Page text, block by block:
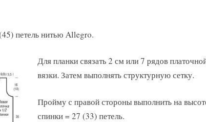
петель нитью Allegro.
Для планки связать 2 см или 7 рядов
вязки. Затем выполнять структурную сетку.
Пройму с правой стороны выполнить на
спинки = 27 (33) петель.